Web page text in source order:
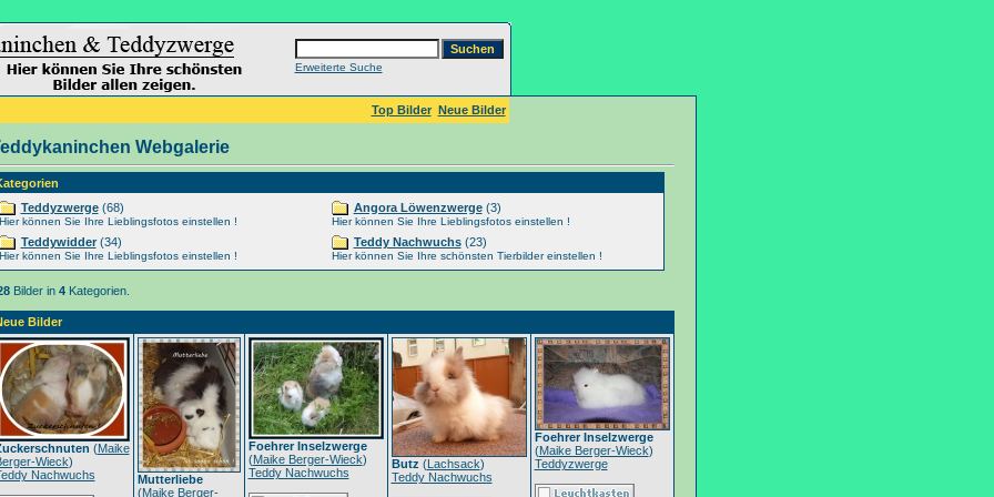
Erweiterte Suche
Top Bilder Neue Bilder
Webgalerie
Teddyzwerge(68)
können Sie Ihre Lieblingsfotos einstellen !
Teddywidder(34)
können Sie Ihre Lieblingsfotos einstellen !
Angora Löwenzwerge(3)
Hier können Sie Ihre Lieblingsfotos einstellen !
Teddy Nachwuchs(23)
Hier können Sie Ihre schönsten Tierbilder einstellen !
Bilder in 4Kategorien.
Bilder
(Maike
Wieck)
Nachwuchs
Mutterliebe
(Maike Berger-
Foehrer Inselzwerge
(Maike Berger-Wieck)
Teddy Nachwuchs
Butz (Lachsack)
Teddy Nachwuchs
Foehrer Inselzwerge
(Maike Berger-Wieck)
Teddyzwerge